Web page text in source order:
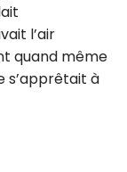
l’air
quand même
s’apprêtait à